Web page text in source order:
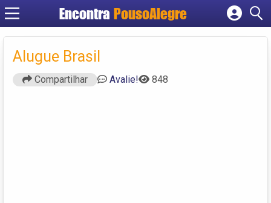
Encontra PousoAlegre
Cadastrar empresa
Alugue Brasil
Compartilhar Avalie! 848